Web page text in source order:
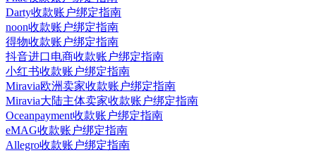
Darty收款账户绑定指南
noon收款账户绑定指南
得物收款账户绑定指南
抖音进口电商收款账户绑定指南
小红书收款账户绑定指南
Miravia欧洲卖家收款账户绑定指南
Miravia大陆主体卖家收款账户绑定指南
Oceanpayment收款账户绑定指南
eMAG收款账户绑定指南
Allegro收款账户绑定指南